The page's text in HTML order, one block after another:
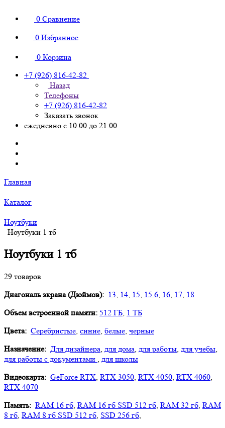
0 Сравнение
0 Избранное
0 Корзина
+7 (926) 816-42-82
Назад
Телефоны
+7 (926) 816-42-82
Заказать звонок
ежедневно с 10:00 до 21:00
Главная
Каталог
Ноутбуки
Ноутбуки 1 тб
Ноутбуки 1 тб
29 товаров
Диагональ экрана (Дюймов): 13, 14, 15, 15.6, 16, 17, 18
Объем встроенной памяти: 512 ГБ, 1 ТБ
Цвета: Серебристые, синие, белые, черные
Назначение: Для дизайнера, для дома, для работы, для учебы,
для работы с документами , для школы
Видеокарта: GeForce RTX, RTX 3050, RTX 4050, RTX 4060,
RTX 4070
Память: RAM 16 гб, RAM 16 гб SSD 512 гб, RAM 32 гб, RAM
8 гб, RAM 8 гб SSD 512 гб, SSD 256 гб,